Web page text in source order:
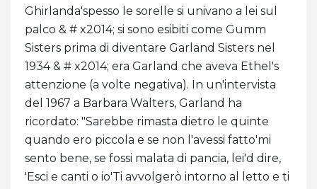
Ghirlanda'spesso le sorelle si univano a lei sul
palco & # x2014; si sono esibiti come Gumm
Sisters prima di diventare Garland Sisters nel
1934 & # x2014; era Garland che aveva Ethel's
attenzione (a volte negativa). In un'intervista
del 1967 a Barbara Walters, Garland ha
ricordato: "Sarebbe rimasta dietro le quinte
quando ero piccola e se non l'avessi fatto'mi
sento bene, se fossi malata di pancia, lei'd dire,
'Esci e canti o io'Ti avvolgerò intorno al letto e ti